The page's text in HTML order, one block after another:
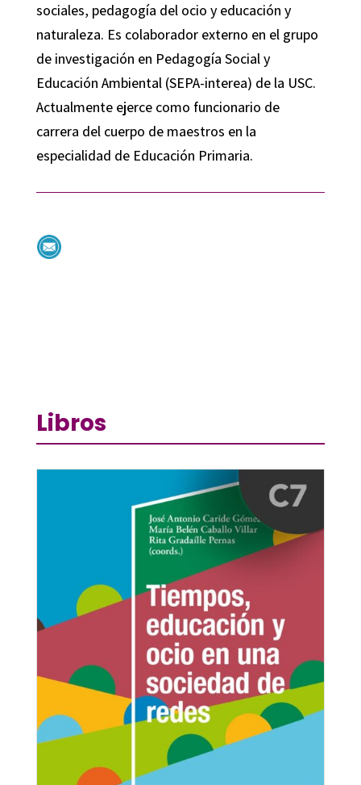
sociales, pedagogía del ocio y educación y
naturaleza. Es colaborador externo en el grupo
de investigación en Pedagogía Social y
Educación Ambiental (SEPA-interea) de la USC.
Actualmente ejerce como funcionario de
carrera del cuerpo de maestros en la
especialidad de Educación Primaria.
Libros